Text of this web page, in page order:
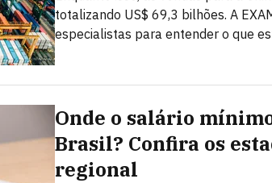
totalizando US$ 69,3 bilhões. A
especialistas para entender o que
Onde o salário
Brasil? Confira os
regional